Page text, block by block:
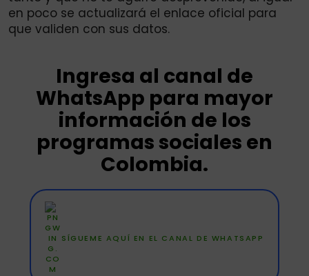
en poco se actualizará el enlace oficial para
que validen con sus datos.
Ingresa al canal de
WhatsApp para mayor
información de los
programas sociales en
Colombia.
SÍGUEME AQUÍ EN EL CANAL DE WHATSAPP